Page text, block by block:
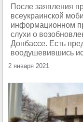
После заявления
всеукраинской
информационном
слухи о
Донбассе. Есть
воодушевившись
2 января 2021